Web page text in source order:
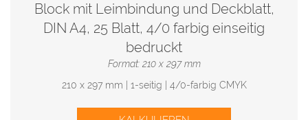
Block mit Leimbindung und Deckblatt,
DIN A4, 25 Blatt, 4/0 farbig einseitig
bedruckt
Format: 210 x 297 mm
210 x 297 mm | 1-seitig | 4/0-farbig CMYK